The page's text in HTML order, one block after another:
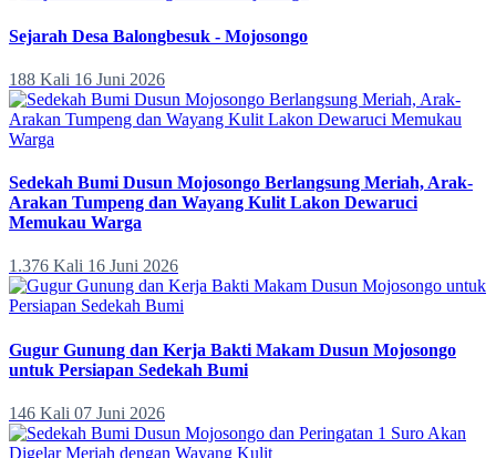
Sejarah Desa Balongbesuk - Mojosongo
188 Kali 16 Juni 2026
Sedekah Bumi Dusun Mojosongo Berlangsung Meriah, Arak-
Arakan Tumpeng dan Wayang Kulit Lakon Dewaruci
Memukau Warga
1.376 Kali 16 Juni 2026
Gugur Gunung dan Kerja Bakti Makam Dusun Mojosongo
untuk Persiapan Sedekah Bumi
146 Kali 07 Juni 2026